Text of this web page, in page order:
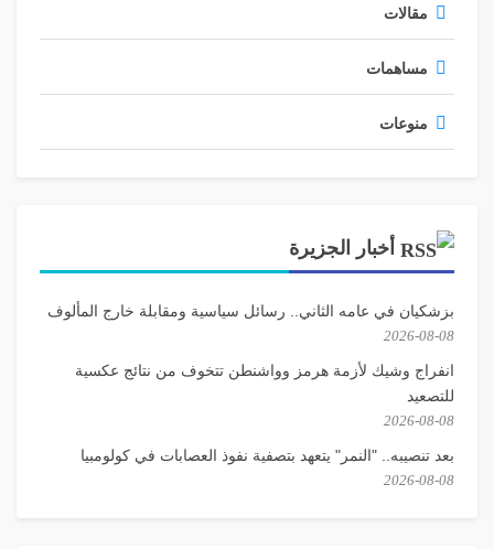
مقالات
مساهمات
منوعات
أخبار الجزيرة
بزشكيان في عامه الثاني.. رسائل سياسية ومقابلة خارج المألوف
2026-08-08
انفراج وشيك لأزمة هرمز وواشنطن تتخوف من نتائج عكسية
للتصعيد
2026-08-08
بعد تنصيبه.. "النمر" يتعهد بتصفية نفوذ العصابات في كولومبيا
2026-08-08